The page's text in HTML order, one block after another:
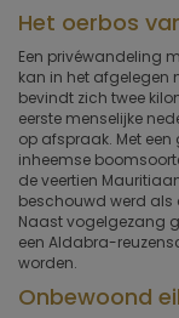
Het oerbos
Een privéwandeling
kan in het afgelegen
bevindt zich twee
eerste menselijke
op afspraak. Met een
inheemse
de veertien
beschouwd werd als
Naast vogelgezang
een Aldabra-
worden.
Onbewoond